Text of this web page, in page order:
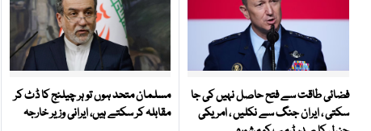
فضائی طاقت سے فتح حاصل نہیں کی جا
سکتی ، ایران جنگ سے نکلیں ، امریکی
مسلمان متحد ہوں تو ہر چیلنج کا ڈٹ کر
مقابلہ کر سکتے ہیں، ایرانی وزیر خارجہ